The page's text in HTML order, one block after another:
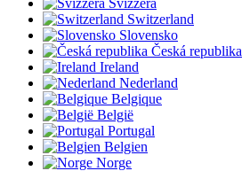
Switzerland
Slovensko
Česká republika
Ireland
Nederland
Belgique
België
Portugal
Belgien
Norge